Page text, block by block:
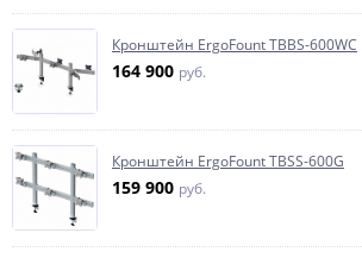
Кронштейн ErgoFount TBBS-600WC
164 900 руб.
Кронштейн ErgoFount TBSS-600G
159 900 руб.